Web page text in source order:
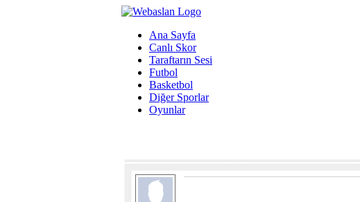
Ana Sayfa
Canlı Skor
Taraftarın Sesi
Futbol
Basketbol
Diğer Sporlar
Oyunlar